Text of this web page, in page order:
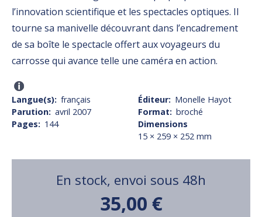
l’innovation scientifique et les spectacles optiques. Il
tourne sa manivelle découvrant dans l’encadrement
de sa boîte le spectacle offert aux voyageurs du
carrosse qui avance telle une caméra en action.
Langue(s) français
Parution avril 2007
Pages
144
Éditeur
Monelle Hayot
Format
broché
Dimensions
15 × 259 × 252 mm
En stock, envoi sous 48h
35,00 €